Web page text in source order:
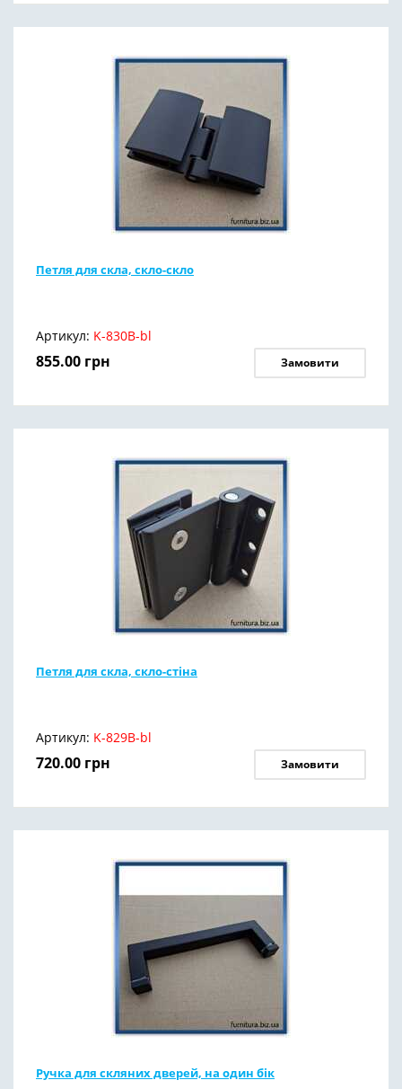
Петля для скла, скло-скло
Артикул: K-830B-bl
855.00 грн Замовити
Петля для скла, скло-стіна
Артикул: K-829B-bl
720.00 грн Замовити
Ручка для скляних дверей, на один бік